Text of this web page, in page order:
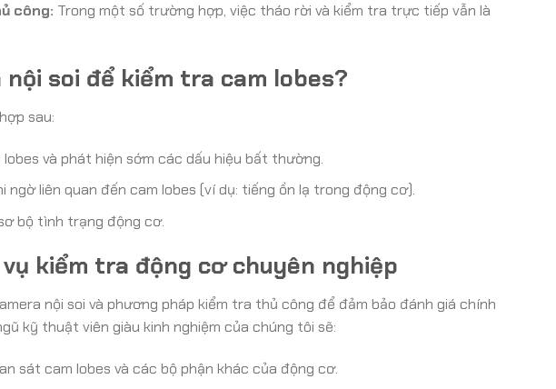
công: Trong một số trường hợp, việc tháo rời và kiểm tra trực tiếp vẫn là
soi để kiểm tra cam lobes?
sau:
và phát hiện sớm các dấu hiệu bất thường.
ngờ liên quan đến cam lobes (ví dụ: tiếng ồn lạ trong động cơ).
bộ tình trạng động cơ.
kiểm tra động cơ chuyên nghiệp
nội soi và phương pháp kiểm tra thủ công để đảm bảo đánh giá chính
kỹ thuật viên giàu kinh nghiệm của chúng tôi sẽ:
sát cam lobes và các bộ phận khác của động cơ.